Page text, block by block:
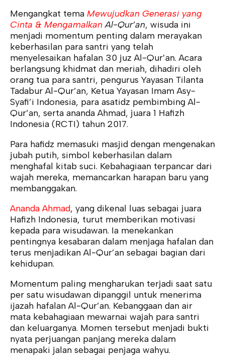
Mengangkat tema Mewujudkan Generasi yang
Cinta & Mengamalkan Al-Qur’an, wisuda ini
menjadi momentum penting dalam merayakan
keberhasilan para santri yang telah
menyelesaikan hafalan 30 juz Al-Qur’an. Acara
berlangsung khidmat dan meriah, dihadiri oleh
orang tua para santri, pengurus Yayasan Tilanta
Tadabur Al-Qur’an, Ketua Yayasan Imam Asy-
Syafi’i Indonesia, para asatidz pembimbing Al-
Qur’an, serta ananda Ahmad, juara 1 Hafizh
Indonesia (RCTI) tahun 2017.
Para hafidz memasuki masjid dengan mengenakan
jubah putih, simbol keberhasilan dalam
menghafal kitab suci. Kebahagiaan terpancar dari
wajah mereka, memancarkan harapan baru yang
membanggakan.
Ananda Ahmad, yang dikenal luas sebagai juara
Hafizh Indonesia, turut memberikan motivasi
kepada para wisudawan. Ia menekankan
pentingnya kesabaran dalam menjaga hafalan dan
terus menjadikan Al-Qur’an sebagai bagian dari
kehidupan.
Momentum paling mengharukan terjadi saat satu
per satu wisudawan dipanggil untuk menerima
ijazah hafalan Al-Qur’an. Kebanggaan dan air
mata kebahagiaan mewarnai wajah para santri
dan keluarganya. Momen tersebut menjadi bukti
nyata perjuangan panjang mereka dalam
menapaki jalan sebagai penjaga wahyu.